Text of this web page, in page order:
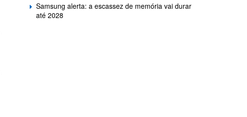
Samsung alerta: a escassez de memória vai durar
até 2028